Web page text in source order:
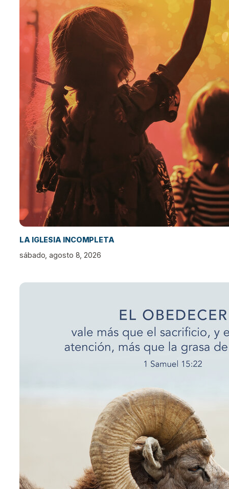
LA IGLESIA INCOMPLETA
sábado, agosto 8, 2026